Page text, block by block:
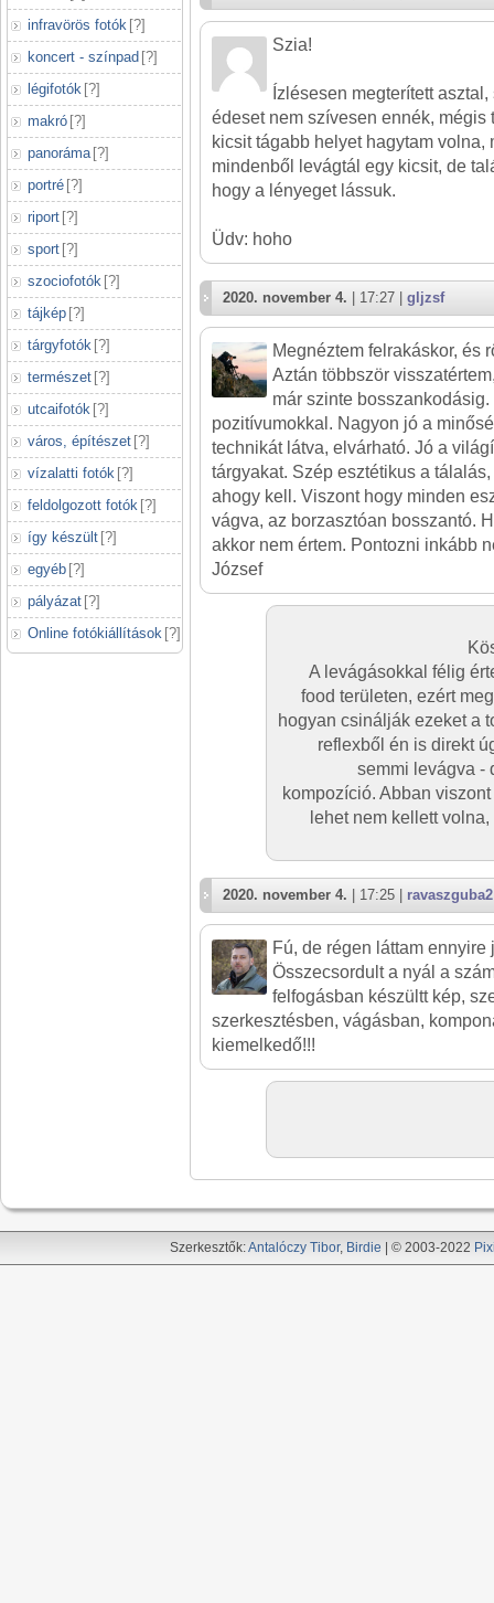
infravörös fotók [?]
koncert - színpad [?]
légifotók [?]
makró [?]
panoráma [?]
portré [?]
riport [?]
sport [?]
szociofotók [?]
tájkép [?]
tárgyfotók [?]
természet [?]
utcaifotók [?]
város, építészet [?]
vízalatti fotók [?]
feldolgozott fotók [?]
így készült [?]
egyéb [?]
pályázat [?]
Online fotókiállítások [?]
Szia!
Ízlésesen megterített
édeset nem szívesen ennék, mégis
kicsit tágabb helyet hagytam volna,
mindenből levágtál egy kicsit, de
hogy a lényeget lássuk.
Üdv: hoho
2020. november 4. | 17:27 | gljzsf
Megnéztem felrakáskor, és
Aztán többször
már szinte
pozitívumokkal. Nagyon jó a
technikát látva, elvárható. Jó a
tárgyakat. Szép esztétikus a
ahogy kell. Viszont hogy minden
vágva, az borzasztóan bosszantó.
akkor nem értem. Pontozni inkább
József
A levágásokkal félig
food területen, ezért
hogyan csinálják ezeket a
reflexből én is direkt
semmi levágva -
kompozíció. Abban
lehet nem kellett
2020. november 4. | 17:25 | ravaszguba2
Fú, de régen láttam ennyire
Összecsordult a nyál a
felfogásban készültt kép,
szerkesztésben, vágásban,
kiemelkedő!!!
Szerkesztők:Antalóczy Tibor, Birdie | © 2003-2022